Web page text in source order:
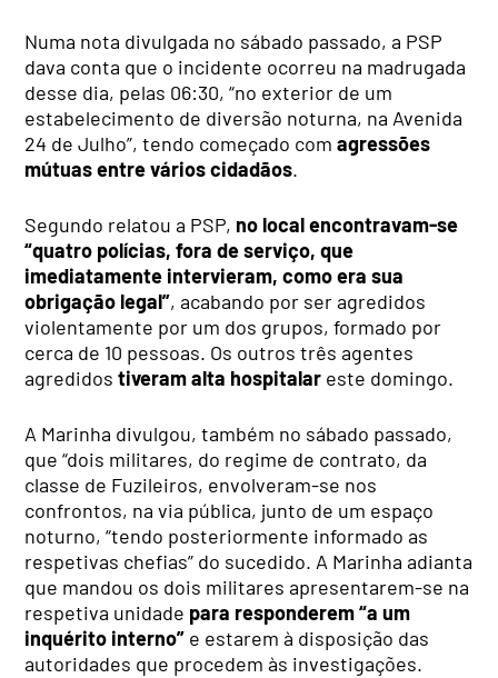
Numa nota divulgada no sábado passado, a PSP
dava conta que o incidente ocorreu na madrugada
desse dia, pelas 06:30, “no exterior de um
estabelecimento de diversão noturna, na Avenida
24 de Julho”, tendo começado com agressões
mútuas entre vários cidadãos.
Segundo relatou a PSP, no local encontravam-se
“quatro polícias, fora de serviço, que
imediatamente intervieram, como era sua
obrigação legal”, acabando por ser agredidos
violentamente por um dos grupos, formado por
cerca de 10 pessoas. Os outros três agentes
agredidostiveram alta hospitalar este domingo.
A Marinha divulgou, também no sábado passado,
que “dois militares, do regime de contrato, da
classe de Fuzileiros, envolveram-se nos
confrontos, na via pública, junto de um espaço
noturno, “tendo posteriormente informado as
respetivas chefias” do sucedido. A Marinha adianta
que mandou os dois militares apresentarem-se na
respetiva unidade para responderem “a um
inquérito interno” e estarem à disposição das
autoridades que procedem às investigações.